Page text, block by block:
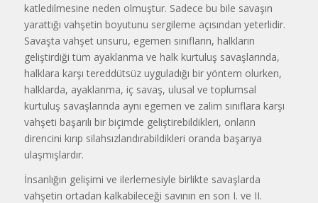
katledilmesine neden olmuştur. Sadece bu bile savaşın
yarattığı vahşetin boyutunu sergileme açısından yeterlidir.
Savaşta vahşet unsuru, egemen sınıfların, halkların
geliştirdiği tüm ayaklanma ve halk kurtuluş savaşlarında,
halklara karşı tereddütsüz uyguladığı bir yöntem olurken,
halklarda, ayaklanma, iç savaş, ulusal ve toplumsal
kurtuluş savaşlarında aynı egemen ve zalim sınıflara karşı
vahşeti başarılı bir biçimde geliştirebildikleri, onların
direncini kırıp silahsızlandırabildikleri oranda başarıya
ulaşmışlardır.
İnsanlığın gelişimi ve ilerlemesiyle birlikte savaşlarda
vahşetin ortadan kalkabileceği savının en son I. ve II.